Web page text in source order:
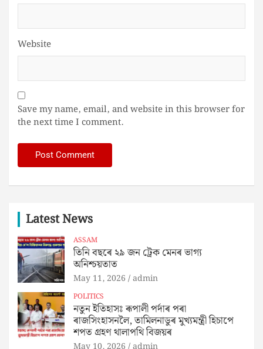
Website
Save my name, email, and website in this browser for
the next time I comment.
Latest News
ASSAM
তিনি বছৰে ২৯ জন ট্ৰেক মেনৰ ভাগ্য
অনিশ্চয়তাত
May 11, 2026 admin
POLITICS
নতুন ইতিহাসঃ ৰূপালী পৰ্দাৰ পৰা
ৰাজসিংহাসনলৈ, তামিলনাডুৰ মুখ্যমন্ত্ৰী হিচাপে
শপত গ্ৰহণ থালাপথি বিজয়ৰ